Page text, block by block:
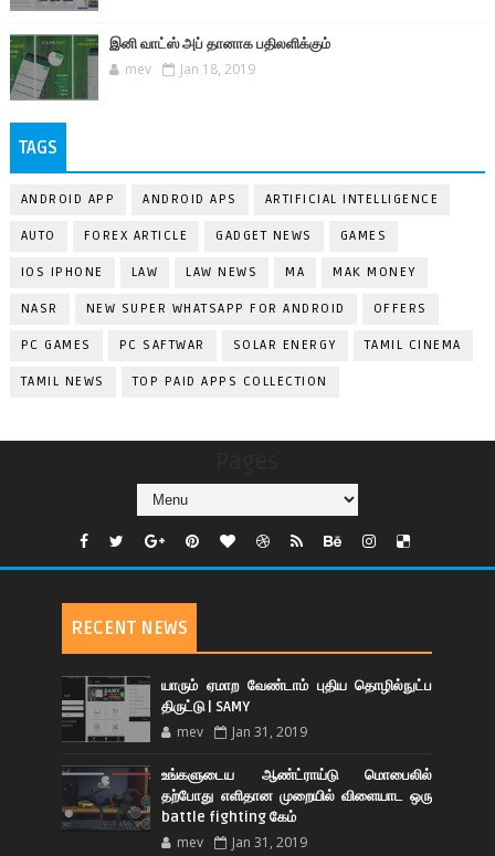
இனி வாட்ஸ் அப் தானாக பதிலளிக்கும்
mev Jan 18, 2019
TAGS
ANDROID APP ANDROID APS ARTIFICIAL INTELLIGENCE
AUTO FOREX ARTICLE GADGET NEWS GAMES
IOS IPHONE LAW LAW NEWS MA MAK MONEY
NASR NEW SUPER WHATSAPP FOR ANDROID OFFERS
PC GAMES PC SAFTWAR SOLAR ENERGY TAMIL CINEMA
TAMIL NEWS TOP PAID APPS COLLECTION
RECENT NEWS
யாரும் ஏமாற வேண்டாம் புதிய தொழில்நுட்ப
திருட்டு | SAMY
mev Jan 31, 2019
உங்களுடைய ஆண்ட்ராய்டு மொபைலில்
தற்போது எளிதான முறையில் விளையாட ஒரு
battle fighting கேம்
mev Jan 31, 2019